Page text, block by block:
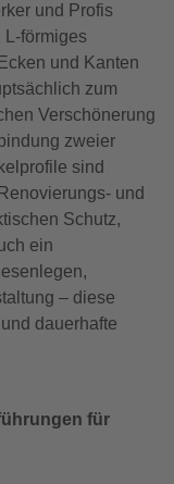
und Profis
förmiges
und Kanten
zum
Verschönerung
zweier
sind
und
Schutz,
ein
– diese
dauerhafte
für